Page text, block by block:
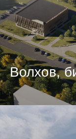
Волхов,